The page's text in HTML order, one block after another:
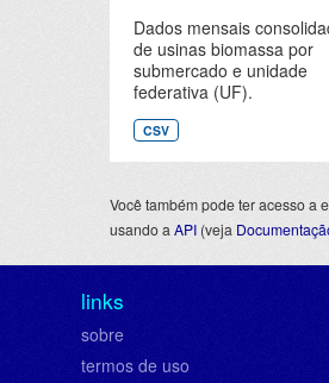
Dados mensais
de usinas biomassa por
submercado e unidade
federativa (UF).
CSV
Você também pode ter acesso a
usando a API (veja
links
sobre
termos de uso